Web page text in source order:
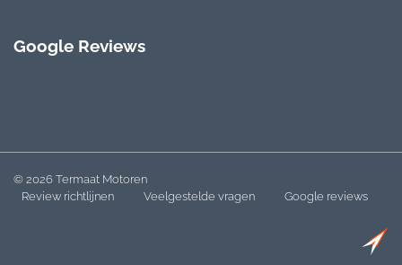
Google Reviews
© 2026 Termaat Motoren
Review richtlijnen
Veelgestelde vragen Google reviews